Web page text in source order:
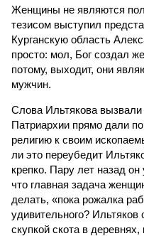
Женщины не являются
тезисом выступил
Курганскую область
просто: мол, Бог создал
потому, выходит, они
мужчин.
Слова Ильтякова
Патриархии прямо дали
религию к своим
ли это переубедит
крепко. Пару лет назад он
что главная задача
делать, «пока рожалка
удивительного?
скупкой скота в